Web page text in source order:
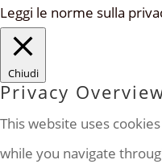
Leggi le norme sulla
Chiudi
Privacy
This website uses
while you navigate